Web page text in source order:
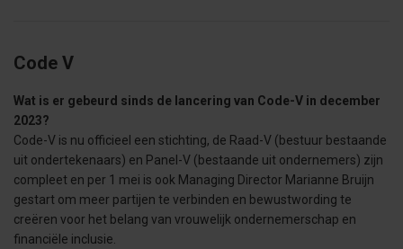
Code V
Wat is er gebeurd sinds de lancering van Code-V in december
2023?
Code-V is nu officieel een stichting, de Raad-V (bestuur bestaande
uit ondertekenaars) en Panel-V (bestaande uit ondernemers) zijn
compleet en per 1 mei is ook Managing Director Marianne Bruijn
gestart om meer partijen te verbinden en bewustwording te
creëren voor het belang van vrouwelijk ondernemerschap en
financiële inclusie.